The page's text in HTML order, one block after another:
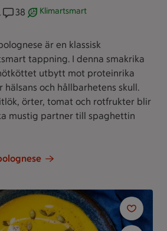
Receptet har 38 kommentarer
38 Receptet är ett klimartsmart val.
Klimartsmart
är en klassisk
tappning. I denna smakrika
utbytt mot proteinrika
hälsans och hållbarhetens skull.
örter, tomat och rotfrukter blir
mustig partner till spaghettin